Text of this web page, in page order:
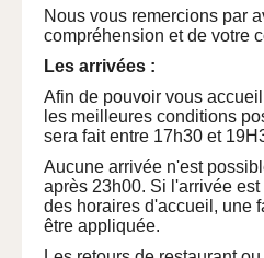
Nous vous remercions par
compréhension et de votre
Les arrivées :
Afin de pouvoir vous
les meilleures conditions
sera fait entre 17h30 et
Aucune arrivée n'est
après 23h00. Si l'arrivée
des horaires d'accueil, une
être appliquée.